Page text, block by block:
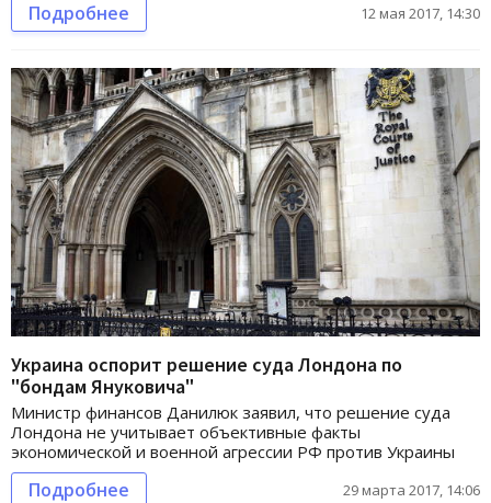
Подробнее 12 мая 2017, 14:30
Украина оспорит решение суда Лондона по
"бондам Януковича"
Министр финансов Данилюк заявил, что решение суда
Лондона не учитывает объективные факты
экономической и военной агрессии РФ против Украины
Подробнее 29 марта 2017, 14:06